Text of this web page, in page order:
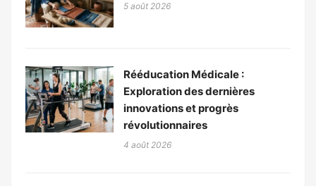
5 août 2026
Rééducation Médicale :
Exploration des dernières
innovations et progrès
révolutionnaires
4 août 2026